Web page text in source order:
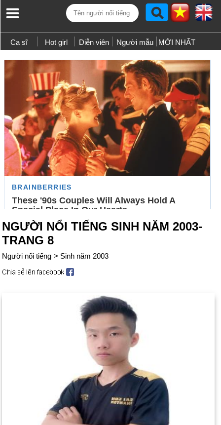
Ca sĩ Hot girl Diễn viên Người mẫu MỚI NHẤT
NGƯỜI NỔI TIẾNG SINH NĂM 2003-
TRANG 8
Người nổi tiếng > Sinh năm 2003